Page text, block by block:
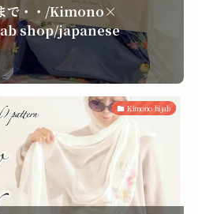
で・・/Kimono×
shop/japanese
Kimono hijab